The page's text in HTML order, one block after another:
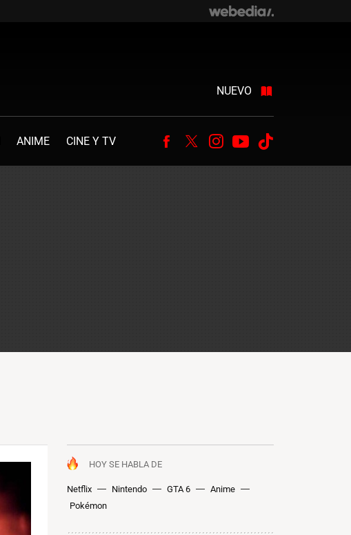
NUEVO
ANIME CINE Y TV Facebook
TwitterInstagram
Youtube
HOY SE HABLA DE
Netflix Nintendo GTA 6
Anime
Pokémon